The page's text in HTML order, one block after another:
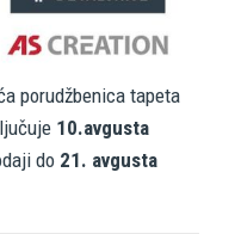
porudžbenica tapeta
10.avgusta
do 21. avgusta